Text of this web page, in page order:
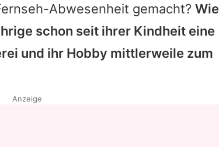
Richtlinien
Abwesenheit gemacht? Wie
schon seit ihrer Kindheit eine
und ihr Hobby mittlerweile zum
Anzeige